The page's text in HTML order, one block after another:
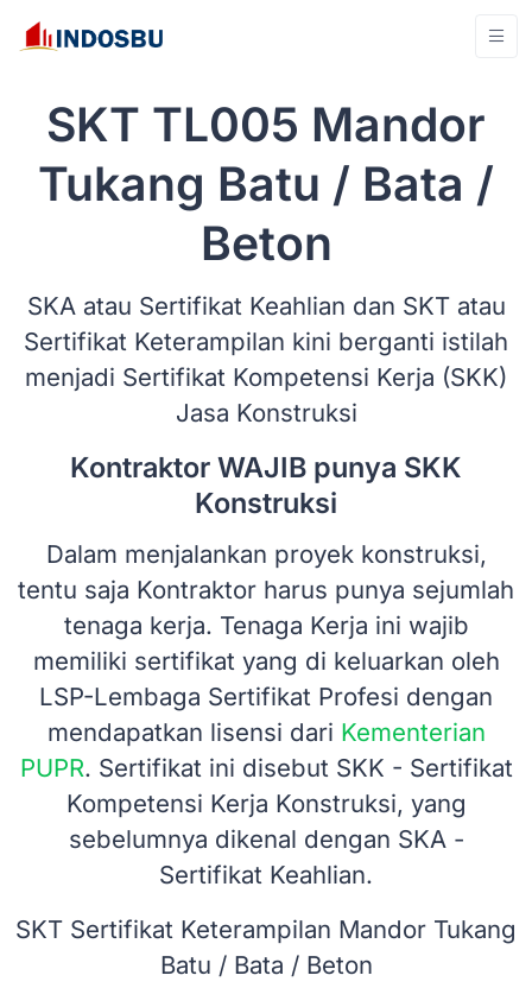
SKT TL005 Mandor
Tukang Batu / Bata /
Beton
SKA atau Sertifikat Keahlian dan SKT atau
Sertifikat Keterampilan kini berganti istilah
menjadi Sertifikat Kompetensi Kerja (SKK)
Jasa Konstruksi
Kontraktor WAJIB punya SKK
Konstruksi
Dalam menjalankan proyek konstruksi,
tentu saja Kontraktor harus punya sejumlah
tenaga kerja. Tenaga Kerja ini wajib
memiliki sertifikat yang di keluarkan oleh
LSP-Lembaga Sertifikat Profesi dengan
mendapatkan lisensi dari Kementerian
PUPR. Sertifikat ini disebut SKK - Sertifikat
Kompetensi Kerja Konstruksi, yang
sebelumnya dikenal dengan SKA -
Sertifikat Keahlian.
SKT Sertifikat Keterampilan Mandor Tukang
Batu / Bata / Beton